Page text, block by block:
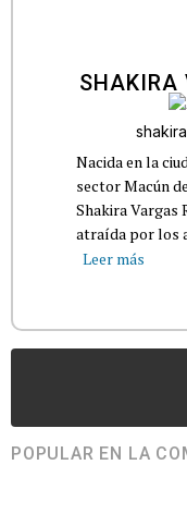
SHAKIRA
Nacida en la
sector Macún
Shakira Vargas
atraída por los
Leer más
POPULAR EN LA